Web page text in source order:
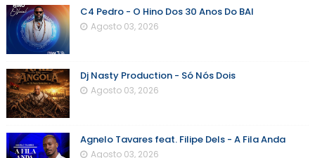
C4 Pedro - O Hino Dos 30 Anos Do BAI
Agosto 03, 2026
Dj Nasty Production - Só Nós Dois
Agosto 03, 2026
Agnelo Tavares feat. Filipe Dels - A Fila Anda
Agosto 03, 2026